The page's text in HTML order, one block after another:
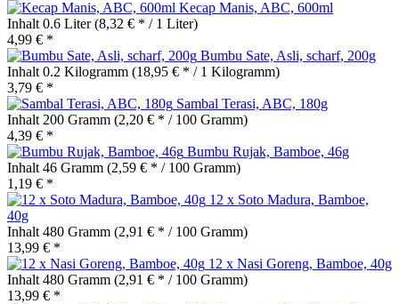
Kecap Manis, ABC, 600ml
Inhalt 0.6 Liter(8,32 € * / 1 Liter)
4,99 € *
Bumbu Sate, Asli, scharf, 200g
Inhalt 0.2 Kilogramm (18,95 € * / 1 Kilogramm)
3,79 € *
Sambal Terasi, ABC, 180g
Inhalt 200 Gramm (2,20 € * / 100 Gramm)
4,39 € *
Bumbu Rujak, Bamboe, 46g
Inhalt 46 Gramm (2,59 € * / 100 Gramm)
1,19 € *
12 x Soto Madura, Bamboe,
40g
Inhalt 480 Gramm (2,91 € * / 100 Gramm)
13,99 € *
12 x Nasi Goreng, Bamboe, 40g
Inhalt 480 Gramm (2,91 € * / 100 Gramm)
13,99 € *